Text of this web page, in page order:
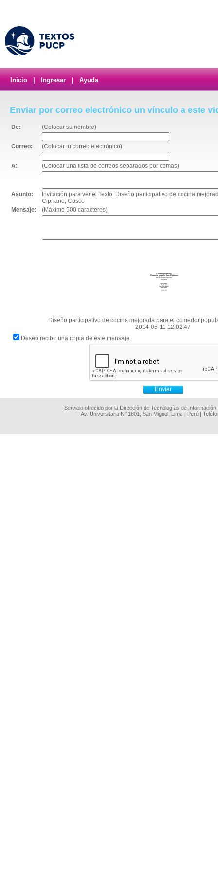
Inicio Ingresar Ayuda
Enviar por correo electrónico un vínculo a este
De: (Colocar su nombre)
Correo: (Colocar tu correo electrónico)
A: (Colocar una lista de correos separados por comas)
Asunto:
Invitación para ver el Texto: Diseño participativo de cocina
Cipriano, Cusco
Mensaje:
(Máximo 500 caracteres)
Diseño participativo de cocina mejorada para el comedor
2014-05-11 12:02:47
Deseo recibir una copia de este mensaje.
Servicio ofrecido por la Dirección de Tecnologías de
Av. Universitaria N° 1801, San Miguel, Lima - Perú |